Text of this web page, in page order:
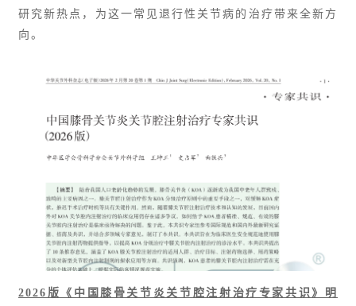
研究新热点，为这一常见退行性关节病的治疗带来全新方
向。
2026版《中国膝骨关节炎关节腔注射治疗专家共识》明